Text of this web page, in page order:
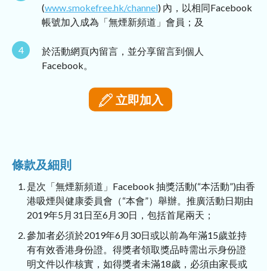
(www.smokefree.hk/channel) 內，以相同Facebook
帳號加入成為「無煙新頻道」會員；及
4
於活動網頁內留言，並分享留言到個人
Facebook。
立即加入
條款及細則
是次「無煙新頻道」Facebook 抽獎活動(“本活動”)由香
港吸煙與健康委員會（“本會”）舉辦。推廣活動日期由
2019年5月31日至6月30日，包括首尾兩天；
參加者必須於2019年6月30日或以前為年滿15歲並持
有有效香港身份證。得獎者領取獎品時需出示身份證
明文件以作核實，如得獎者未滿18歲，必須由家長或